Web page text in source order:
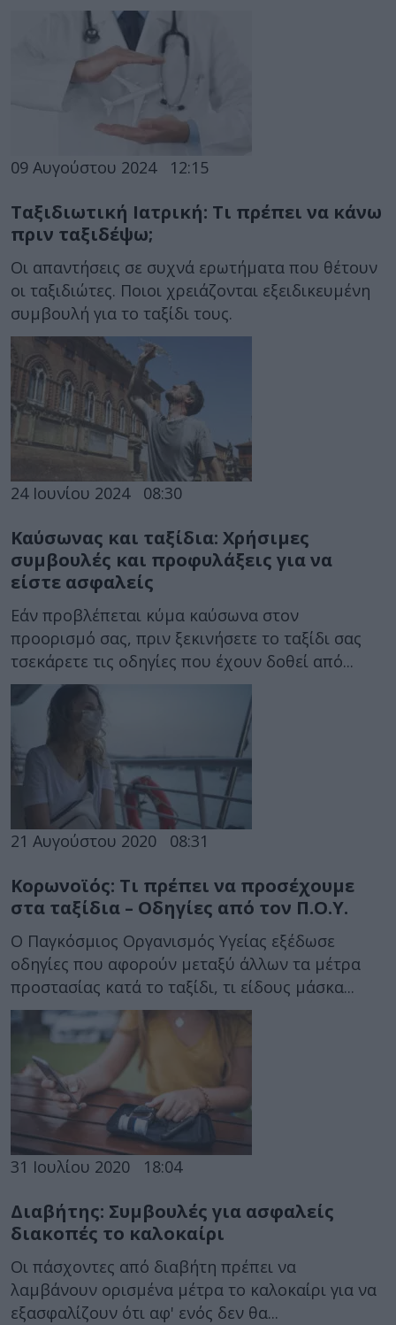
09 Αυγούστου 2024 12:15
Ταξιδιωτική Ιατρική: Τι πρέπει να κάνω
πριν ταξιδέψω;
Οι απαντήσεις σε συχνά ερωτήματα που θέτουν
οι ταξιδιώτες. Ποιοι χρειάζονται εξειδικευμένη
συμβουλή για το ταξίδι τους.
24 Ιουνίου 2024 08:30
Καύσωνας και ταξίδια: Χρήσιμες
συμβουλές και προφυλάξεις για να
είστε ασφαλείς
Εάν προβλέπεται κύμα καύσωνα στον
προορισμό σας, πριν ξεκινήσετε το ταξίδι σας
τσεκάρετε τις οδηγίες που έχουν δοθεί από...
21 Αυγούστου 2020 08:31
Κορωνοϊός: Τι πρέπει να προσέχουμε
στα ταξίδια – Οδηγίες από τον Π.Ο.Υ.
Ο Παγκόσμιος Οργανισμός Υγείας εξέδωσε
οδηγίες που αφορούν μεταξύ άλλων τα μέτρα
προστασίας κατά το ταξίδι, τι είδους μάσκα...
31 Ιουλίου 2020 18:04
Διαβήτης: Συμβουλές για ασφαλείς
διακοπές το καλοκαίρι
Οι πάσχοντες από διαβήτη πρέπει να
λαμβάνουν ορισμένα μέτρα το καλοκαίρι για να
εξασφαλίζουν ότι αφ' ενός δεν θα...